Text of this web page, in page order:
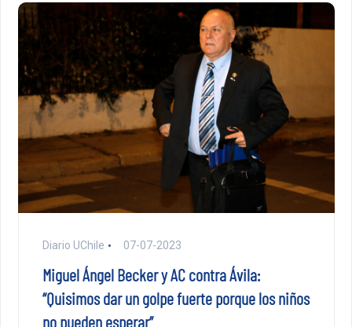
Diario UChile 07-07-2023
Miguel Ángel Becker y AC contra Ávila:
“Quisimos dar un golpe fuerte porque los niños
no pueden esperar”